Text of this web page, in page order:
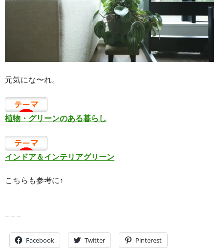
元気にな〜れ。
植物・グリーンのある暮らし
インドア＆インテリアグリーン
こちらも参考に↑
– – –
Facebook Twitter Pinterest